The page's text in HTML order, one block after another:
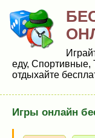
еду, Спортивные,
отдыхайте
Игры онлайн